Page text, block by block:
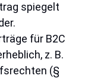
spiegelt
für B2C
z. B.
(§